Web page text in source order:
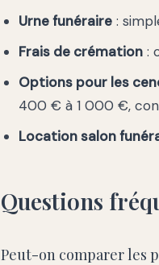
Urne funéraire :
Frais de crémation :
Options pour les
400 € à 1 000 €,
Location salon
Questions
Peut-on comparer les